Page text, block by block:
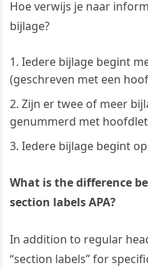
Hoe verwijs je naar
bijlage?
Iedere bijlage begint
(geschreven met een
Zijn er twee of meer
genummerd met
Iedere bijlage begint
What is the difference
section labels APA?
In addition to regular
“section labels” for